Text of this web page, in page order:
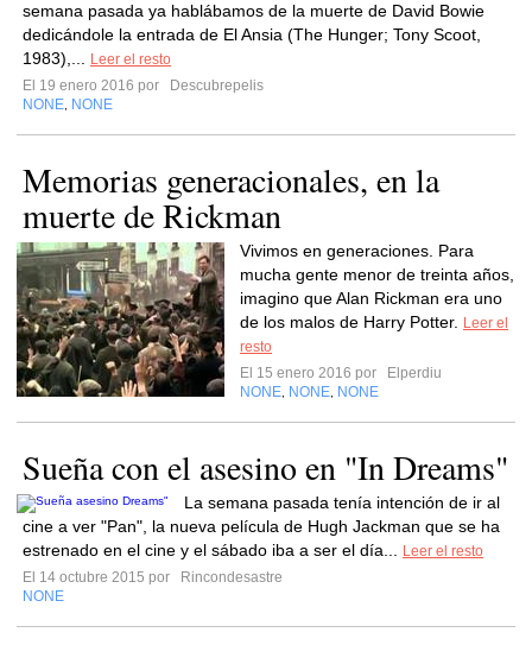
semana pasada ya hablábamos de la muerte de David Bowie
dedicándole la entrada de El Ansia (The Hunger; Tony Scoot,
1983),...
Leer el resto
El 19 enero 2016 por
Descubrepelis
NONE NONE
Memorias generacionales, en la
muerte de Rickman
Vivimos en generaciones. Para
mucha gente menor de treinta años,
imagino que Alan Rickman era uno
de los malos de Harry Potter.
Leer el
resto
El 15 enero 2016 por
Elperdiu
NONE NONE NONE
Sueña con el asesino en "In Dreams"
La semana pasada tenía intención de ir al
cine a ver "Pan", la nueva película de Hugh Jackman que se ha
estrenado en el cine y el sábado iba a ser el día...
Leer el resto
El 14 octubre 2015 por
Rincondesastre
NONE